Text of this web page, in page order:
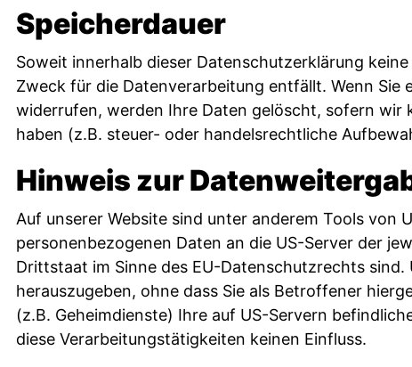
Speicherdauer
Soweit innerhalb dieser Datenschutzerklärung
Zweck für die Datenverarbeitung entfällt. Wenn
widerrufen, werden Ihre Daten gelöscht, sofern wir
haben (z.B. steuer- oder handelsrechtliche
Hinweis zur
Auf unserer Website sind unter anderem Tools von
personenbezogenen Daten an die US-Server der
Drittstaat im Sinne des EU-Datenschutzrechts
herauszugeben, ohne dass Sie als Betroffener
(z.B. Geheimdienste) Ihre auf US-Servern
diese Verarbeitungstätigkeiten keinen Einfluss.